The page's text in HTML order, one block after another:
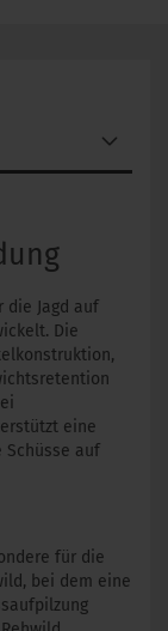
die Jagd auf
Die
eine
Schüsse auf
für die
bei dem eine